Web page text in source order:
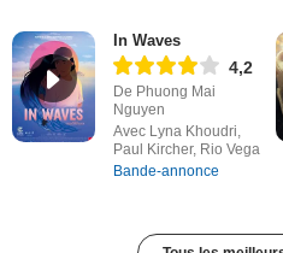
In Waves
4,2
De Phuong Mai
Nguyen
Avec Lyna Khoudri,
Paul Kircher, Rio Vega
Bande-annonce